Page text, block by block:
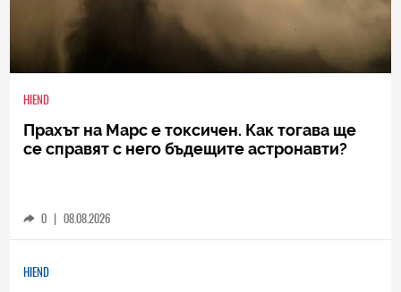
HIEND
Прахът на Марс е токсичен. Как тогава ще
се справят с него бъдещите астронавти?
0 | 08.08.2026
HIEND